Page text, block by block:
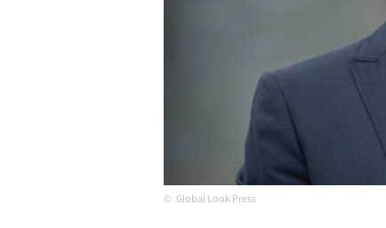
Global Look Press